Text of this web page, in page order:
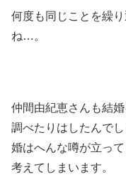
何度も同じことを繰
ね…。
仲間由紀恵さんも結
調べたりはしたんで
婚はへんな噂が立っ
考えてしまいます。